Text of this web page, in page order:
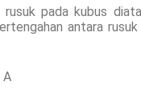
rusuk pada kubus
antara
A